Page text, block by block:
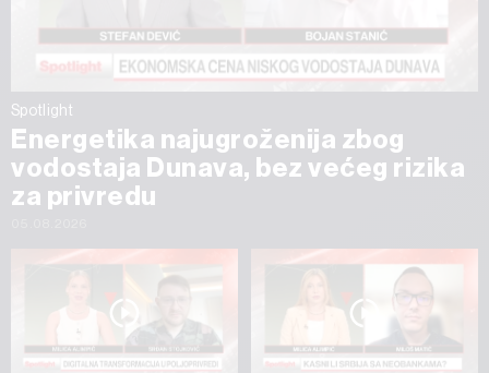
Spotlight
Energetika najugroženija zbog
vodostaja Dunava, bez većeg rizika
za privredu